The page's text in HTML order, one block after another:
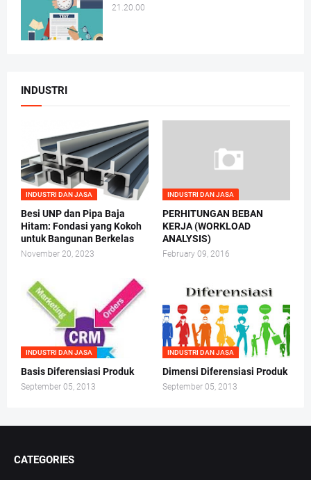
21.20.00
INDUSTRI
INDUSTRI DAN JASA
Besi UNP dan Pipa Baja
Hitam: Fondasi yang Kokoh
untuk Bangunan Berkelas
November 20, 2023
INDUSTRI DAN JASA
PERHITUNGAN BEBAN
KERJA (WORKLOAD
ANALYSIS)
February 09, 2016
INDUSTRI DAN JASA
Basis Diferensiasi Produk
September 05, 2013
INDUSTRI DAN JASA
Dimensi Diferensiasi Produk
September 05, 2013
CATEGORIES